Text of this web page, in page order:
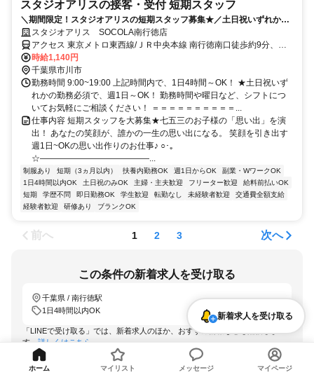
スタジオアリスの接客・受付 短期スタッフ
＼期間限定！スタジオアリスの短期スタッフ募集★／土日祝いずれかの
勤務必須で週1日、1日4h～OK！
スタジオアリス SOCOLA南行徳店
アクセス 東京メトロ東西線/ＪＲ中央本線 南行徳南口徒歩約9分、東
京メトロ東西線/ＪＲ中央本線 浦安（千葉県）東口徒歩約17分、東京
メトロ東西線/ＪＲ中央本線 行徳徒歩約28分 東京メトロ東西線 南行徳
駅より徒歩7分 ※京成バス（新浦安駅行）「南行徳三丁目」バス停前
時給1,140円
千葉県市川市
勤務時間 9:00~19:00 上記時間内で、1日4時間～OK！ ★土日祝いず
れかの勤務必須で、週1日～OK！ 勤務時間や曜日など、シフトにつ
いてお気軽にご相談ください！ ＝＝＝＝＝＝＝＝＝＝...
仕事内容 短期スタッフを大募集★七五三のお子様の「思い出」を演
出！ あなたの笑顔が、誰かの一生の思い出になる。 笑顔を引き出す
週1日~OKの思い出作りのお仕事♪ ○･｡
☆―――――――――――――...
制服あり 短期（3ヵ月以内） 扶養内勤務OK 週1日からOK
副業・WワークOK
1日4時間以内OK
土日祝のみOK 主婦・主夫歓迎 フリーター歓迎
給料前払いOK
短期
学歴不問 即日勤務OK 学生歓迎 転勤なし 未経験者歓迎
交通費全額支給
経験者歓迎
研修あり ブランクOK
前へ 1 2 3 次へ
この条件の新着求人を受け取る
千葉県 / 南行徳駅
1日4時間以内OK
「LINEで受け取る」では、新着求人のほか、おすすめ情報なども配信しま
す。 詳しくはこちら
LINEで受け取る
新着求人を受け取る
ホーム マイリスト メッセージ マイページ